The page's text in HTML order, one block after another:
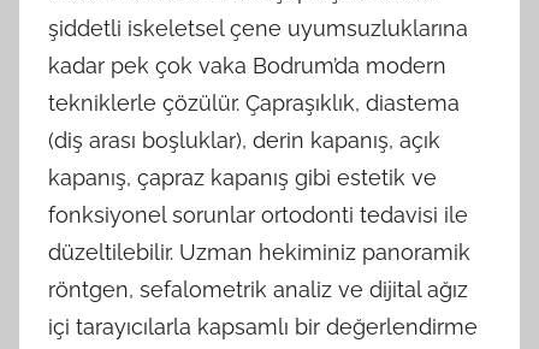
şiddetli iskeletsel çene uyumsuzluklarına
kadar pek çok vaka Bodrum’da modern
tekniklerle çözülür. Çapraşıklık, diastema
(diş arası boşluklar), derin kapanış, açık
kapanış, çapraz kapanış gibi estetik ve
fonksiyonel sorunlar ortodonti tedavisi ile
düzeltilebilir. Uzman hekiminiz panoramik
röntgen, sefalometrik analiz ve dijital ağız
içi tarayıcılarla kapsamlı bir değerlendirme